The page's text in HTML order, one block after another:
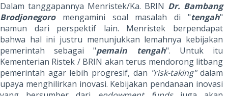
Dalam tanggapannya Menristek/Ka. BRIN Dr. Bambang
Brodjonegoromengamini soal masalah di "tengah"
namun dari perspektif lain. Menristek berpendapat
bahwa hal ini justru menunjukkan lemahnya kebijakan
pemerintah sebagai "pemain tengah". Untuk itu
Kementerian Ristek / BRIN akan terus mendorong litbang
pemerintah agar lebih progresif, dan "risk-taking"dalam
upaya menghilirkan inovasi. Kebijakan pendanaan inovasi